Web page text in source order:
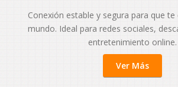
Conexión estable y segura para que
mundo. Ideal para redes sociales,
entretenimiento online.
Ver Más